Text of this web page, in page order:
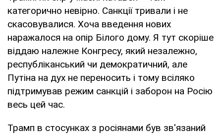
категорично невірно. Санкції тривали і не
скасовувалися. Хоча введення нових
наражалося на опір Білого дому. Я тут скоріше
віддаю належне Конгресу, який незалежно,
республіканський чи демократичний, але
Путіна на дух не переносить і тому всіляко
підтримував режим санкцій і заборон на Росію
весь цей час.
Трамп в стосунках з росіянами був зв'язаний